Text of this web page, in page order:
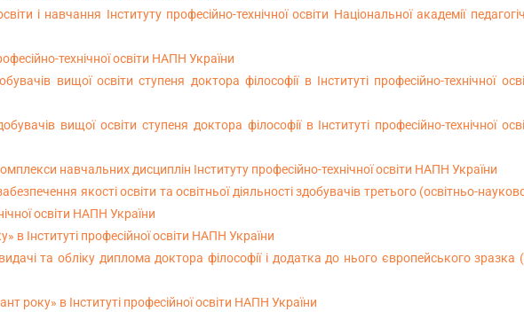
і навчання Інституту професійно-технічної освіти Національної академії
технічної освіти НАПН України
вищої освіти ступеня доктора філософії в Інституті професійно-технічної
вищої освіти ступеня доктора філософії в Інституті професійно-технічної
навчальних дисциплін Інституту професійно-технічної освіти НАПН України
якості освіти та освітньої діяльності здобувачів третього (освітньо-
освіти НАПН України
Інституті професійної освіти НАПН України
та обліку диплома доктора філософії і додатка до нього європейського зразка
року» в Інституті професійної освіти НАПН України